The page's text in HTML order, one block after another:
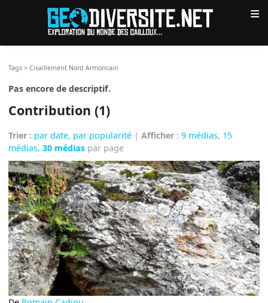
≡
Tags >Cisaillement Nord Armoricain
Pas encore de descriptif.
Contribution (1)
Trier : par date, par popularité |Afficher :9 médias, 15
médias,30 médias par page